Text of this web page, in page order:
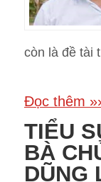
còn là đề tài
Đọc thêm
TIỂU
BÀ
DŨNG